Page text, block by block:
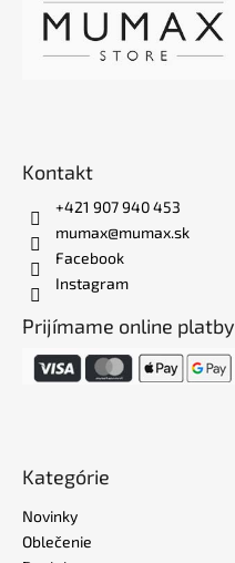
Kontakt
+421 907 940 453
mumax@mumax.sk
Facebook
Instagram
Prijímame online platby
Kategórie
Novinky
Oblečenie